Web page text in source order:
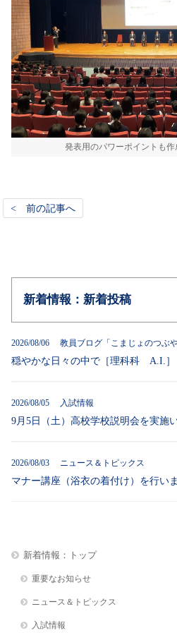
発表用のパワーポイントも作
< 前の記事へ
新着情報：新着投稿
2026/08/06 教員ブログ「こまじょのつぶや
穏やかな日々の中で［理科科 A.I.］
2026/08/05 入試情報
9月5日（土）高校学校説明会を実施
2026/08/03 ニュース＆トピックス
マナー講座（浴衣の着付け）を行いま
新着情報：トップ
重要なお知らせ
ニュース＆トピックス
入試情報